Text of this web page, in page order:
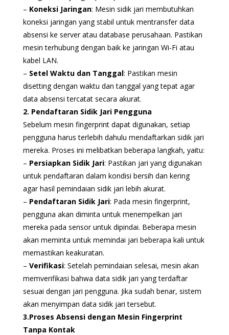
– Koneksi Jaringan: Mesin sidik jari membutuhkan
koneksi jaringan yang stabil untuk mentransfer data
absensi ke server atau database perusahaan. Pastikan
mesin terhubung dengan baik ke jaringan Wi-Fi atau
kabel LAN.
– Setel Waktu dan Tanggal: Pastikan mesin
disetting dengan waktu dan tanggal yang tepat agar
data absensi tercatat secara akurat.
2. Pendaftaran Sidik Jari Pengguna
Sebelum mesin fingerprint dapat digunakan, setiap
pengguna harus terlebih dahulu mendaftarkan sidik jari
mereka. Proses ini melibatkan beberapa langkah, yaitu:
– Persiapkan Sidik Jari: Pastikan jari yang digunakan
untuk pendaftaran dalam kondisi bersih dan kering
agar hasil pemindaian sidik jari lebih akurat.
– Pendaftaran Sidik Jari: Pada mesin fingerprint,
pengguna akan diminta untuk menempelkan jari
mereka pada sensor untuk dipindai. Beberapa mesin
akan meminta untuk memindai jari beberapa kali untuk
memastikan keakuratan.
– Verifikasi: Setelah pemindaian selesai, mesin akan
memverifikasi bahwa data sidik jari yang terdaftar
sesuai dengan jari pengguna. Jika sudah benar, sistem
akan menyimpan data sidik jari tersebut.
3.Proses Absensi dengan Mesin Fingerprint
Tanpa Kontak